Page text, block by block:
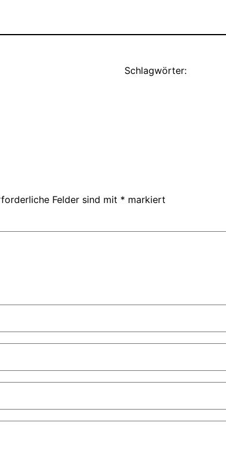
Schlagwörter:
Felder sind mit * markiert